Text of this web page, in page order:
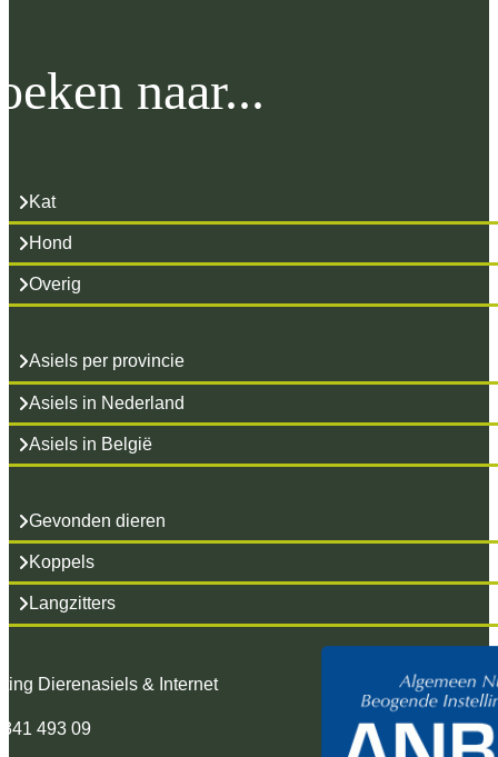
naar...
Kat
Hond
Overig
Asiels per provincie
Asiels in Nederland
Asiels in België
Gevonden dieren
Koppels
Langzitters
Dierenasiels & Internet
493 09